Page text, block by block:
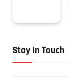
Stay In Touch